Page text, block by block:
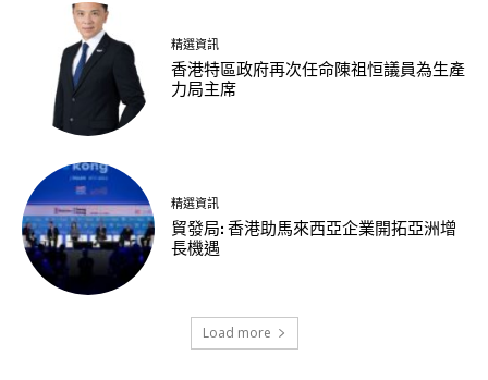
精選資訊
香港特區政府再次任命陳祖恒議員為生產
力局主席
精選資訊
貿發局: 香港助馬來西亞企業開拓亞洲增
長機遇
Load more